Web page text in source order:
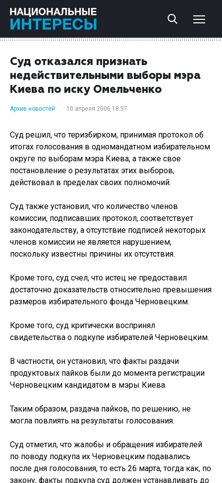
Суд отказался признать
недействительными выборы мэра
Киева по иску Омельченко
Архив новостей 10 апреля 2006 18:57
Суд решил, что теризбирком, принимая протокол об
итогах голосования в одномандатном избирательном
округе по выборам мэра Киева, а также свое
постановление о результатах этих выборов,
действовал в пределах своих полномочий.
Суд также установил, что количество членов
комиссии, подписавших протокол, соответствует
законодательству, а отсутствие подписей некоторых
членов комиссии не является нарушением,
поскольку известны причины их отсутствия.
Кроме того, суд счел, что истец не предоставил
достаточно доказательств относительно превышения
размеров избирательного фонда Черновецким.
Кроме того, суд критически воспринял
свидетельства о подкупе избирателей Черновецким.
В частности, он установил, что факты раздачи
продуктовых пайков были до момента регистрации
Черновецким кандидатом в мэры Киева.
Таким образом, раздача пайков, по решению, не
могла повлиять на результаты голосования.
Суд отметил, что жалобы и обращения избирателей
по поводу подкупа их Черновецким подавались
после дня голосования, то есть 26 марта, тогда как, по
закону, факты подкупа суд должен устанавливать до